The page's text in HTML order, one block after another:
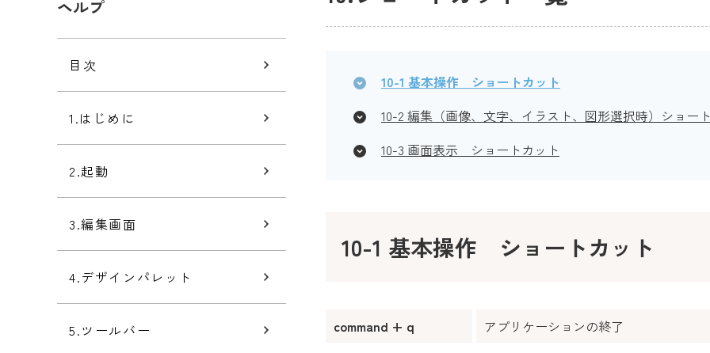
ヘルプ
目次
1.はじめに
2.起動
3.編集画面
4.デザインパレット
5.ツールバー
10-1 基本操作 ショートカット
10-2 編集（画像、文字、イラスト、図形選択時）ショー
10-3 画面表示 ショートカット
10-1 基本操作 ショートカット
command + q
アプリケーションの終了